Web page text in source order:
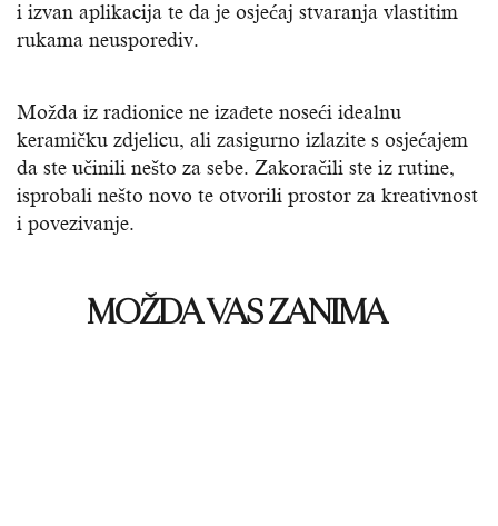
i izvan aplikacija te da je osjećaj stvaranja vlastitim
rukama neusporediv.
Možda iz radionice ne izađete noseći idealnu
keramičku zdjelicu, ali zasigurno izlazite s osjećajem
da ste učinili nešto za sebe. Zakoračili ste iz rutine,
isprobali nešto novo te otvorili prostor za kreativnost
i povezivanje.
MOŽDA VAS ZANIMA